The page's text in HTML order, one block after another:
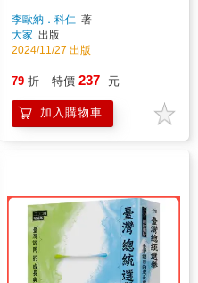
李歐納．科仁 著
大家 出版
2024/11/27 出版
79 折 特價 237 元
加入購物車